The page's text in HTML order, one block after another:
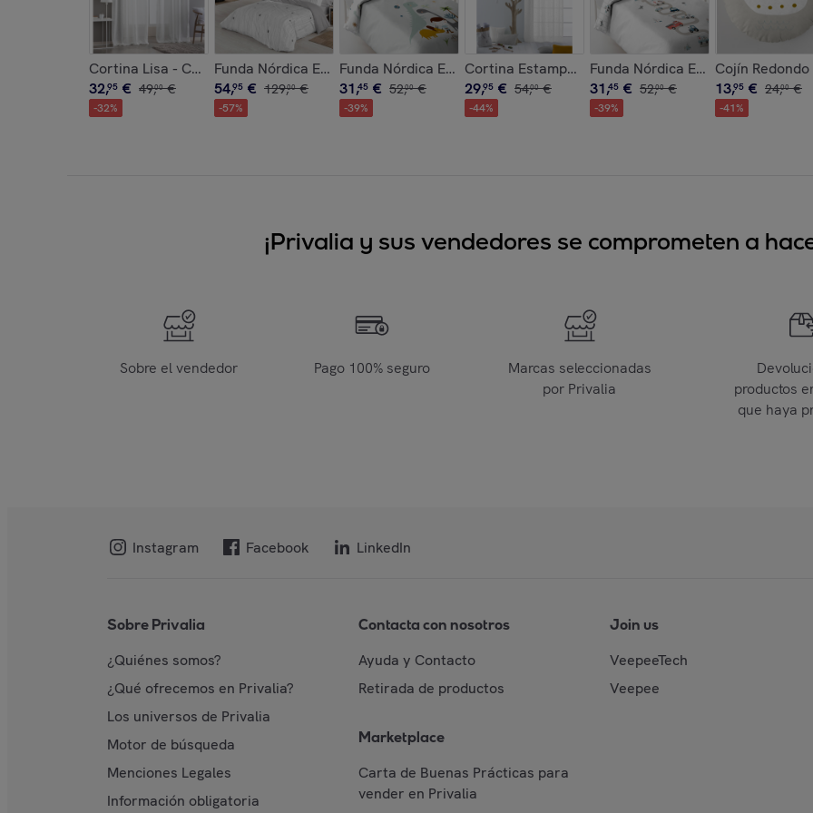
Cortina Lisa - Con Ojales - 100% Poliéster - Blanco
32,95 € 49,00 €
-32%
Funda Nórdica Estampada - Cierre Solapa - 100% Algodón - Incluye 1/2 Fundas de
54,95 € 129,00 €
-57%
Funda Nórdica Estampada - Reversible - Infantil - Cierre Solapa -
31,45 € 52,00 €
-39%
Cortina Estampada - Con Ojales - 100% Algodón -
29,95 € 54,00 €
-44%
Funda Nórdica Estampada -
31,45 € 52,00 €
-39%
Cojín
13,95 € 24,00 €
-41%
¡Privalia y sus vendedores se comprometen a
Sobre el vendedor Pago 100% seguro
Marcas seleccionadas
por Privalia
productos
que haya
Instagram Facebook LinkedIn
Sobre Privalia
¿Quiénes somos?
¿Qué ofrecemos en Privalia?
Los universos de Privalia
Motor de búsqueda
Menciones Legales
Información obligatoria
Contacta con nosotros
Ayuda y Contacto
Retirada de productos
Marketplace
Carta de Buenas Prácticas para
vender en Privalia
Join us
VeepeeTech
Veepee